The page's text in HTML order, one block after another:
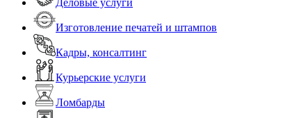
Деловые услуги
Изготовление печатей и штампов
Кадры, консалтинг
Курьерские услуги
Ломбарды